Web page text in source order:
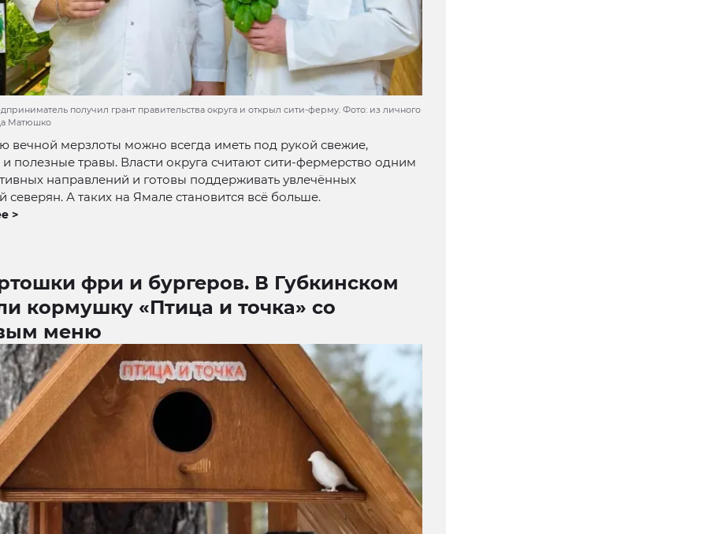
получил грант правительства округа и открыл сити-ферму. Фото: из личного
Матюшко
вечной мерзлоты можно всегда иметь под рукой свежие,
полезные травы. Власти округа считают сити-фермерство одним
направлений и готовы поддерживать увлечённых
северян. А таких на Ямале становится всё больше.
>
фри и бургеров. В Губкинском
кормушку «Птица и точка» со
меню